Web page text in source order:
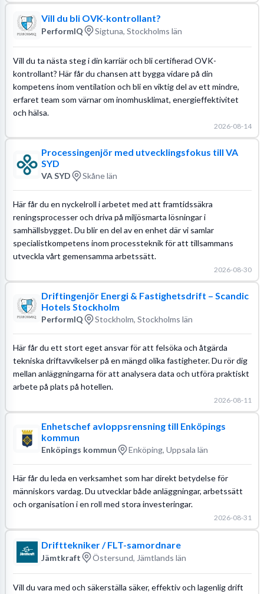
Vill du bli OVK-kontrollant?
PerformIQ Sigtuna, Stockholms län
Vill du ta nästa steg i din karriär och bli certifierad OVK-
kontrollant? Här får du chansen att bygga vidare på din
kompetens inom ventilation och bli en viktig del av ett mindre,
erfaret team som värnar om inomhusklimat, energieffektivitet
och hälsa.
2026-08-14
Processingenjör med utvecklingsfokus till VA
SYD
VA SYD Skåne län
Här får du en nyckelroll i arbetet med att framtidssäkra
reningsprocesser och driva på miljösmarta lösningar i
samhällsbygget. Du blir en del av en enhet där vi samlar
specialistkompetens inom processteknik för att tillsammans
utveckla vårt gemensamma arbetssätt.
2026-08-30
Driftingenjör Energi & Fastighetsdrift – Scandic
Hotels Stockholm
PerformIQ Stockholm, Stockholms län
Här får du ett stort eget ansvar för att felsöka och åtgärda
tekniska driftavvikelser på en mängd olika fastigheter. Du rör dig
mellan anläggningarna för att analysera data och utföra praktiskt
arbete på plats på hotellen.
2026-08-11
Enhetschef avloppsrensning till Enköpings
kommun
Enköpings kommun Enköping, Uppsala län
Här får du leda en verksamhet som har direkt betydelse för
människors vardag. Du utvecklar både anläggningar, arbetssätt
och organisation i en roll med stora investeringar.
2026-08-31
Drifttekniker / FLT-samordnare
Jämtkraft Östersund, Jämtlands län
Vill du vara med och säkerställa säker, effektiv och lagenlig drift